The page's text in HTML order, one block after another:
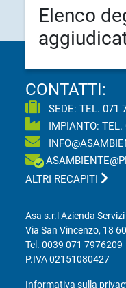
Elenco
CONTATTI:
SEDE: TEL.071
IMPIANTO: TEL.
ALTRI RECAPITI
Asa s.r.l Azienda
Via San Vincenzo, 18
Tel.0039 071 7976209
P.IVA 02151080427
Informativa sulla